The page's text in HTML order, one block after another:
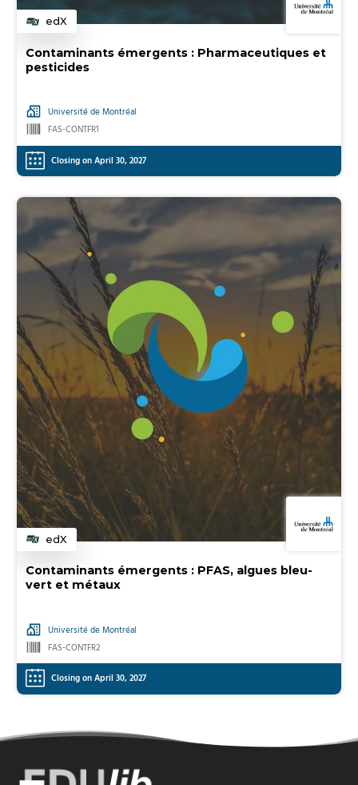
Contaminants émergents : Pharmaceutiques et
pesticides
Université de Montréal
FAS-CONTFR1
Category
edX
Closing on April 30, 2027
Contaminants émergents : PFAS, algues bleu-
vert et métaux
Université de Montréal
FAS-CONTFR2
Category
edX
Closing on April 30, 2027